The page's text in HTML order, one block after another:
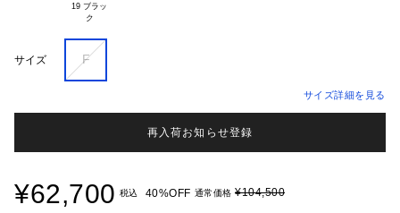
19 ブラッ
サイズ F
サイズ詳細を見る
再入荷お知らせ登録
¥62,700 税込 40%OFF 通常価格 ¥104,500